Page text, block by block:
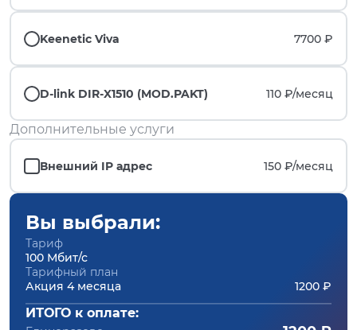
Keenetic Viva 7700 ₽
D-link DIR-X1510 (MOD.PAKT) 110 ₽/месяц
Дополнительные услуги
Внешний IP адрес 150 ₽/месяц
Вы выбрали:
Тариф
100 Мбит/с
Тарифный план
Акция 4 месяца
1200 ₽
ИТОГО к оплате: